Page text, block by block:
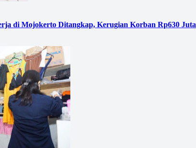
di Mojokerto Ditangkap, Kerugian Korban Rp630 Juta